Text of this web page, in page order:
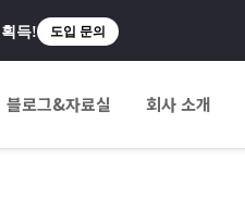
득! 도입 문의
블로그&자료실 회사 소개